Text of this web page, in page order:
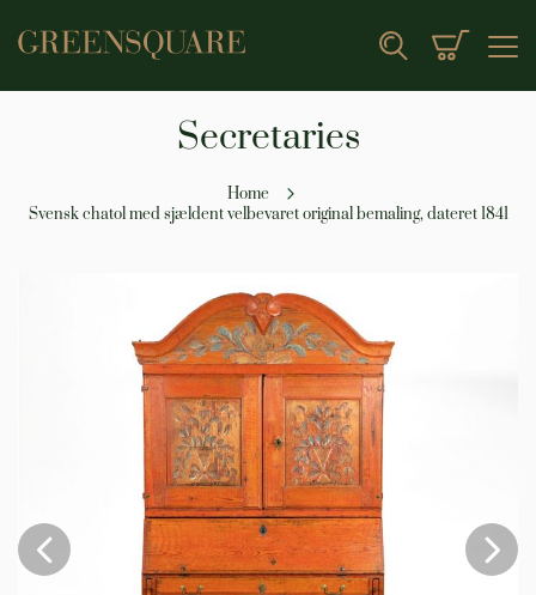
Search My Cart
Secretaries
Home
Svensk chatol med sjældent velbevaret original bemaling, dateret 1841